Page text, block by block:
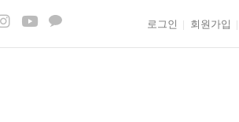
로그인 회원가입